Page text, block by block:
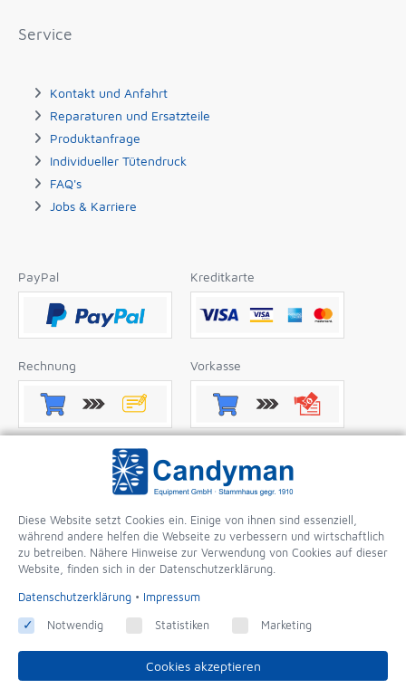
Service
Kontakt und Anfahrt
Reparaturen und Ersatzteile
Produktanfrage
Individueller Tütendruck
FAQ's
Jobs & Karriere
PayPal Kreditkarte
Rechnung Vorkasse
Google Pay
Diese Website setzt Cookies ein. Einige von ihnen sind essenziell,
während andere helfen die Webseite zu verbessern und wirtschaftlich
zu betreiben. Nähere Hinweise zur Verwendung von Cookies auf dieser
Website, finden sich in der Datenschutzerklärung.
Datenschutzerklärung • Impressum
Notwendig Statistiken Marketing
Cookies akzeptieren